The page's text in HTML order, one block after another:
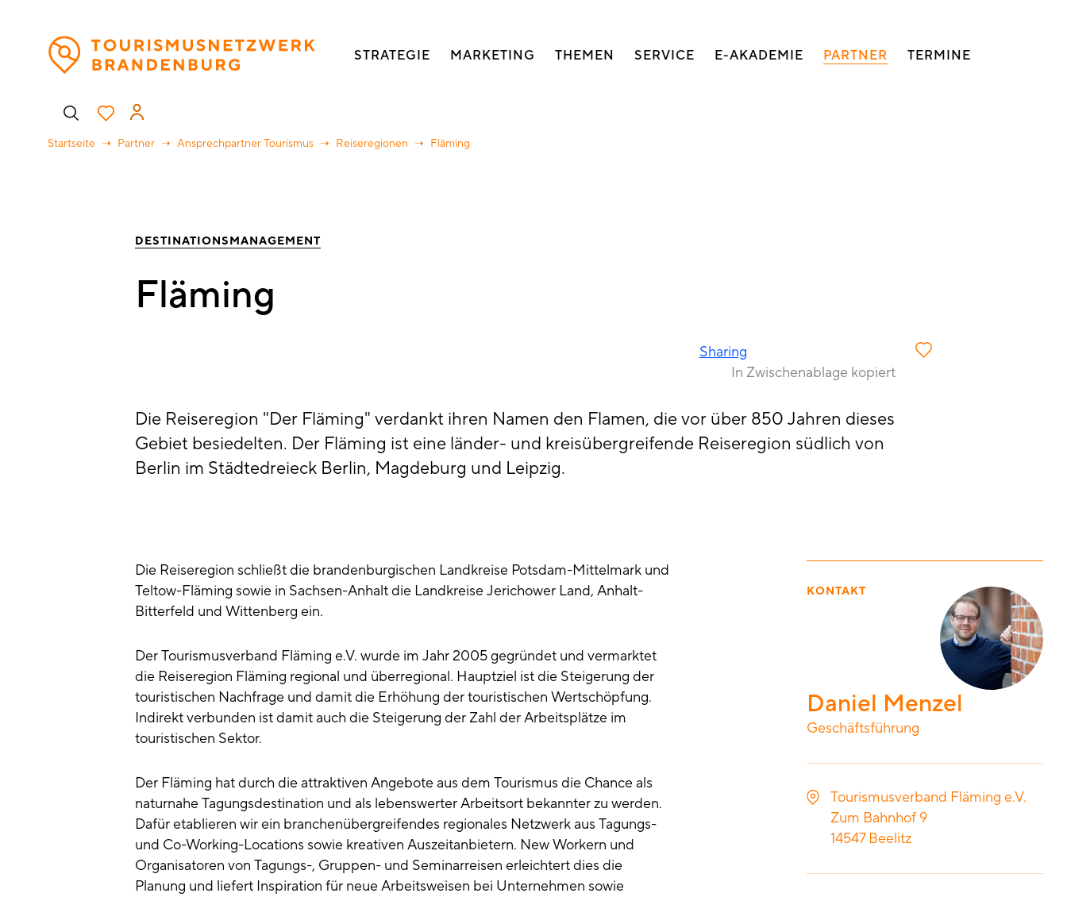
Hauptnavigation
STRATEGIE MARKETING THEMEN SERVICE E-AKADEMIE PARTNER TERMINE
Benutzermenü
Startseite Partner Ansprechpartner Tourismus Reiseregionen Fläming
DESTINATIONSMANAGEMENT
Fläming
Sharing
In Zwischenablage kopiert
Die Reiseregion "Der Fläming" verdankt ihren Namen den Flamen, die vor über 850 Jahren dieses
Gebiet besiedelten. Der Fläming ist eine länder- und kreisübergreifende Reiseregion südlich von
Berlin im Städtedreieck Berlin, Magdeburg und Leipzig.
Die Reiseregion schließt die brandenburgischen Landkreise Potsdam-Mittelmark und
Teltow-Fläming sowie in Sachsen-Anhalt die Landkreise Jerichower Land, Anhalt-
Bitterfeld und Wittenberg ein.
Der Tourismusverband Fläming e.V. wurde im Jahr 2005 gegründet und vermarktet
die Reiseregion Fläming regional und überregional. Hauptziel ist die Steigerung der
touristischen Nachfrage und damit die Erhöhung der touristischen Wertschöpfung.
Indirekt verbunden ist damit auch die Steigerung der Zahl der Arbeitsplätze im
touristischen Sektor.
Der Fläming hat durch die attraktiven Angebote aus dem Tourismus die Chance als
naturnahe Tagungsdestination und als lebenswerter Arbeitsort bekannter zu werden.
Dafür etablieren wir ein branchenübergreifendes regionales Netzwerk aus Tagungs-
und Co-Working-Locations sowie kreativen Auszeitanbietern. New Workern und
Organisatoren von Tagungs-, Gruppen- und Seminarreisen erleichtert dies die
Planung und liefert Inspiration für neue Arbeitsweisen bei Unternehmen sowie
KONTAKT
Daniel Menzel
Geschäftsführung
Tourismusverband Fläming e.V.
Zum Bahnhof 9
14547 Beelitz